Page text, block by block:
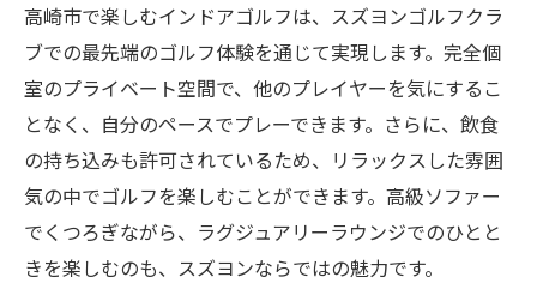
高崎市で楽しむインドアゴルフは、スズヨンゴルフクラ
ブでの最先端のゴルフ体験を通じて実現します。完全個
室のプライベート空間で、他のプレイヤーを気にするこ
となく、自分のペースでプレーできます。さらに、飲食
の持ち込みも許可されているため、リラックスした雰囲
気の中でゴルフを楽しむことができます。高級ソファー
でくつろぎながら、ラグジュアリーラウンジでのひとと
きを楽しむのも、スズヨンならではの魅力です。